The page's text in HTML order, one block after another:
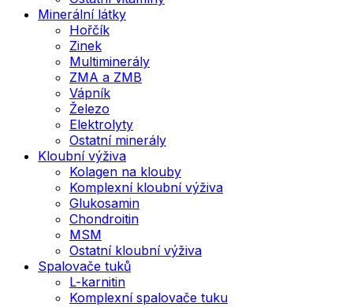
Minerální látky
Hořčík
Zinek
Multiminerály
ZMA a ZMB
Vápník
Železo
Elektrolyty
Ostatní minerály
Kloubní výživa
Kolagen na klouby
Komplexní kloubní výživa
Glukosamin
Chondroitin
MSM
Ostatní kloubní výživa
Spalovače tuků
L-karnitin
Komplexní spalovače tuku